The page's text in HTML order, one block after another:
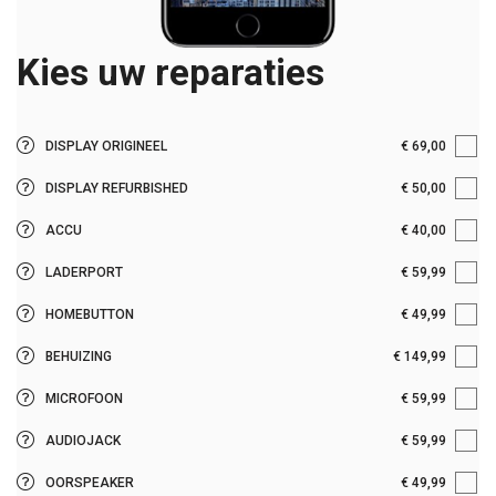
Kies uw reparaties
Origineel onderdeel
Garantie: 12 maanden
Reparatieduur: 30
DISPLAY ORIGINEEL € 69,00
Imitatie onderdeel
Garantie: maanden
Reparatieduur:
DISPLAY REFURBISHED € 50,00
Origineel onderdeel
Garantie: 6 maanden
Reparatieduur: 30
ACCU € 40,00
Origineel onderdeel
Garantie: 12 maanden
Reparatieduur: 30
LADERPORT € 59,99
Origineel onderdeel
Garantie: 12 maanden
Reparatieduur: 30
HOMEBUTTON € 49,99
Origineel onderdeel
Garantie: 12 maanden
Reparatieduur: 60
BEHUIZING € 149,99
Origineel onderdeel
Garantie: 12 maanden
Reparatieduur: 30
MICROFOON € 59,99
Origineel onderdeel
Garantie: 12 maanden
AUDIOJACK € 59,99
Origineel onderdeel
OORSPEAKER € 49,99